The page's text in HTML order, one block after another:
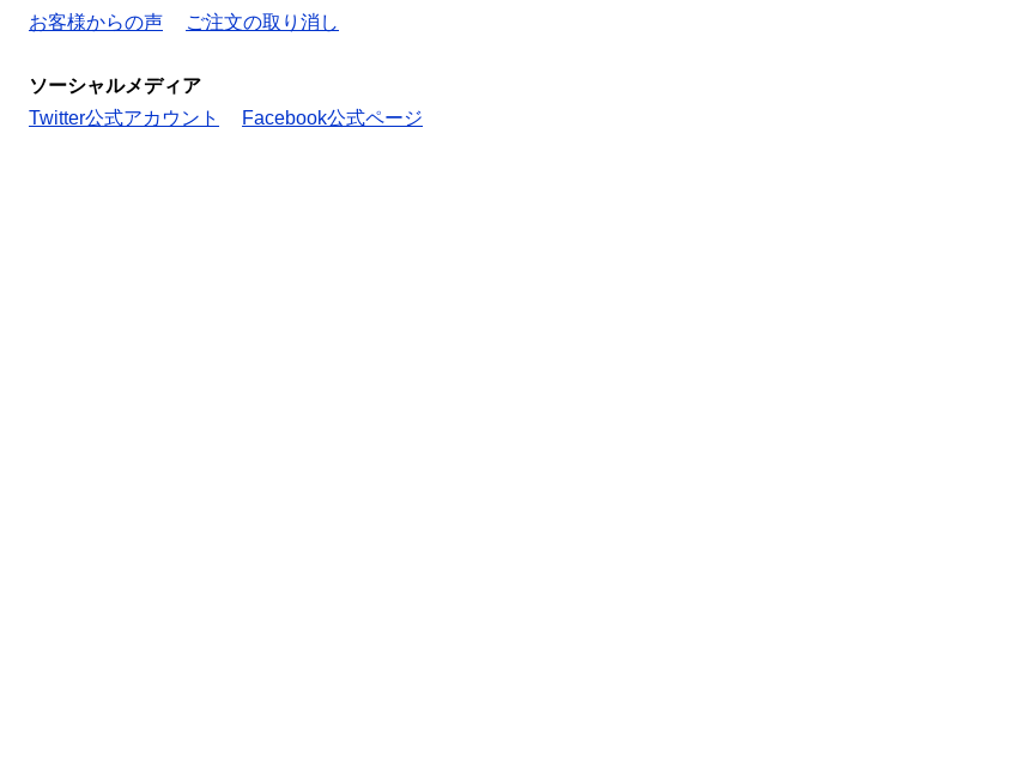
お客様からの声
ご注文の取り消し
ソーシャルメディア
Twitter公式アカウント
Facebook公式ページ